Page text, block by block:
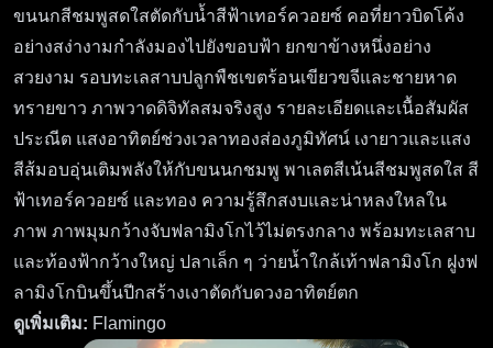
ขนนกสีชมพูสดใสตัดกับน้ำสีฟ้าเทอร์ควอยซ์ คอที่ยาวบิดโค้ง
อย่างสง่างามกำลังมองไปยังขอบฟ้า ยกขาข้างหนึ่งอย่าง
สวยงาม รอบทะเลสาบปลูกพืชเขตร้อนเขียวขจีและชายหาด
ทรายขาว ภาพวาดดิจิทัลสมจริงสูง รายละเอียดและเนื้อสัมผัส
ประณีต แสงอาทิตย์ช่วงเวลาทองส่องภูมิทัศน์ เงายาวและแสง
สีส้มอบอุ่นเติมพลังให้กับขนนกชมพู พาเลตสีเน้นสีชมพูสดใส สี
ฟ้าเทอร์ควอยซ์ และทอง ความรู้สึกสงบและน่าหลงใหลใน
ภาพ ภาพมุมกว้างจับฟลามิงโกไว้ไม่ตรงกลาง พร้อมทะเลสาบ
และท้องฟ้ากว้างใหญ่ ปลาเล็ก ๆ ว่ายน้ำใกล้เท้าฟลามิงโก ฝูงฟ
ลามิงโกบินขึ้นปีกสร้างเงาตัดกับดวงอาทิตย์ตก
ดูเพิ่มเติม: Flamingo